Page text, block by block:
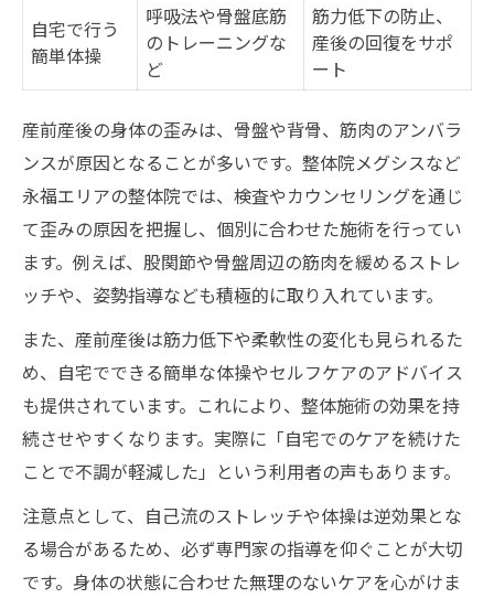
自宅で行う
簡単体操
呼吸法や骨盤底筋
のトレーニングな
ど
筋力低下の防止、
産後の回復をサポ
ート
産前産後の身体の歪みは、骨盤や背骨、筋肉のアンバラ
ンスが原因となることが多いです。整体院メグシスなど
永福エリアの整体院では、検査やカウンセリングを通じ
て歪みの原因を把握し、個別に合わせた施術を行ってい
ます。例えば、股関節や骨盤周辺の筋肉を緩めるストレ
ッチや、姿勢指導なども積極的に取り入れています。
また、産前産後は筋力低下や柔軟性の変化も見られるた
め、自宅でできる簡単な体操やセルフケアのアドバイス
も提供されています。これにより、整体施術の効果を持
続させやすくなります。実際に「自宅でのケアを続けた
ことで不調が軽減した」という利用者の声もあります。
注意点として、自己流のストレッチや体操は逆効果とな
る場合があるため、必ず専門家の指導を仰ぐことが大切
です。身体の状態に合わせた無理のないケアを心がけま